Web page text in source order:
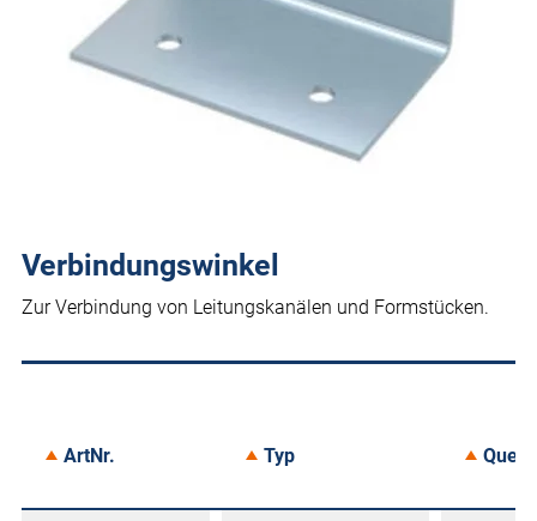
Verbindungswinkel
Zur Verbindung von Leitungskanälen und Formstücken.
ArtNr. Typ